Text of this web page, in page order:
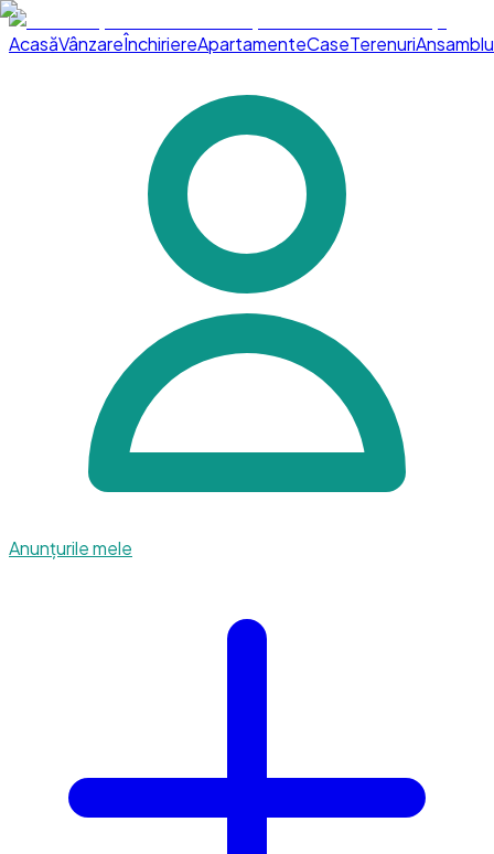
AcasăVânzareÎnchiriereApartamenteCaseTerenuri
Anunțurile mele